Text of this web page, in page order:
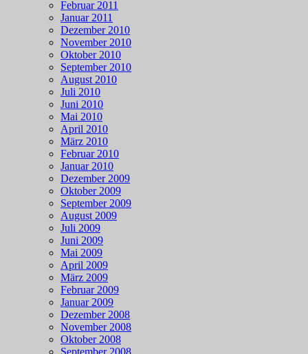
Februar 2011
Januar 2011
Dezember 2010
November 2010
Oktober 2010
September 2010
August 2010
Juli 2010
Juni 2010
Mai 2010
April 2010
März 2010
Februar 2010
Januar 2010
Dezember 2009
Oktober 2009
September 2009
August 2009
Juli 2009
Juni 2009
Mai 2009
April 2009
März 2009
Februar 2009
Januar 2009
Dezember 2008
November 2008
Oktober 2008
September 2008